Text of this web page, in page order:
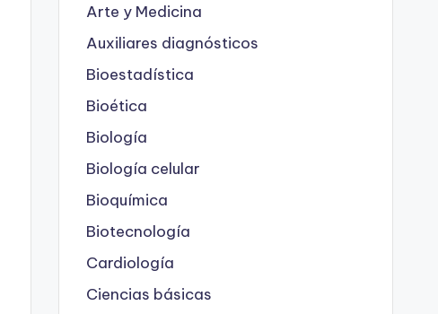
Arte y Medicina
Auxiliares diagnósticos
Bioestadística
Bioética
Biología
Biología celular
Bioquímica
Biotecnología
Cardiología
Ciencias básicas